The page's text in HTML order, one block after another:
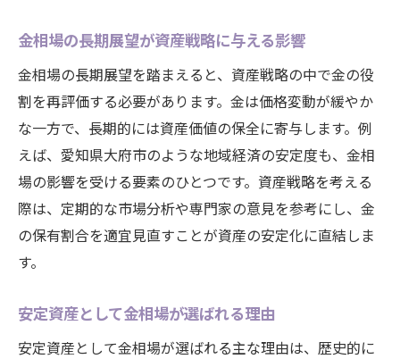
長期投資における金相場の基本戦略
金相場の将来性を見極めるポイント
時間を味方につける金相場活用法
金相場の過去データから読み取る傾向
長期保有と分散投資の重要性とは
資産形成に役立つ金相場の知識
将来の資産価値を守るための金活用法
将来の不安に備える金相場の使い方
金相場を活用した分散投資の実践例
金相場の長期展望が資産戦略に与える影響
金相場の長期展望を踏まえると、資産戦略の中で金の役
割を再評価する必要があります。金は価格変動が緩やか
な一方で、長期的には資産価値の保全に寄与します。例
えば、愛知県大府市のような地域経済の安定度も、金相
場の影響を受ける要素のひとつです。資産戦略を考える
際は、定期的な市場分析や専門家の意見を参考にし、金
の保有割合を適宜見直すことが資産の安定化に直結しま
す。
安定資産として金相場が選ばれる理由
安定資産として金相場が選ばれる主な理由は、歴史的に